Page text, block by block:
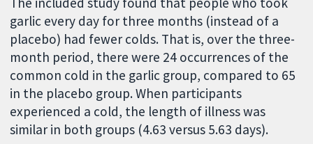
garlic every day for three months (instead of a
placebo) had fewer colds. That is, over the three-
month period, there were 24 occurrences of the
common cold in the garlic group, compared to 65
in the placebo group. When participants
experienced a cold, the length of illness was
similar in both groups (4.63 versus 5.63 days).